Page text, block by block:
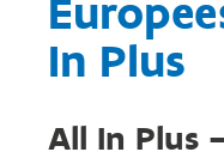
In Plus
All In Plus